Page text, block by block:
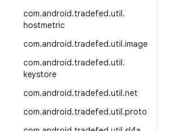
com.android.tradefed.util.
hostmetric
com.android.tradefed.util.image
com.android.tradefed.util.
keystore
com.android.tradefed.util.net
com.android.tradefed.util.proto
Repositório do Android
Requisitos
Como fazer o download
Visualizar códigos binários